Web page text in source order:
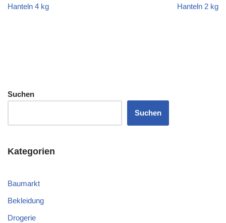
Hanteln 4 kg Hanteln 2 kg
Suchen
Suchen
Kategorien
Baumarkt
Bekleidung
Drogerie